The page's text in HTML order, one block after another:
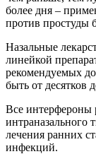
более дня –
против простуды
Назальные
линейкой
рекомендуемых
быть от десятков
Все интерфероны
интраназального
лечения ранних
инфекций.